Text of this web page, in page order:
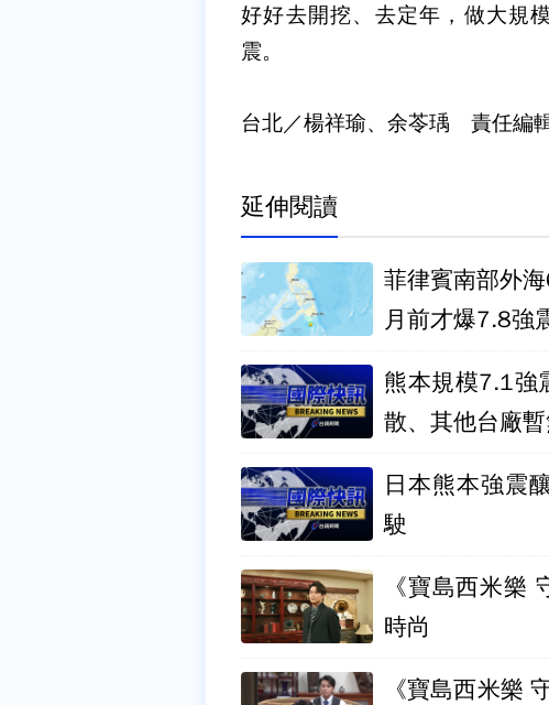
好好去開挖、去定年，做大規
震。
台北／楊祥瑜、余苓瑀 責任編
延伸閱讀
菲律賓南部外
月前才爆7.8強
熊本規模7.1強
散、其他台廠
日本熊本強震
駛
《寶島西米樂
時尚
《寶島西米樂